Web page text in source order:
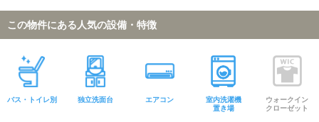
この物件にある人気の設備・特徴
バス・トイレ別 独立洗面台 エアコン
室内洗濯機
置き場
ウォークイン
クローゼット